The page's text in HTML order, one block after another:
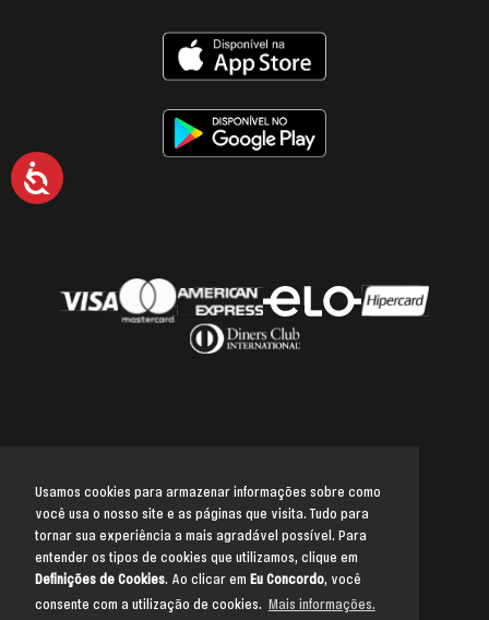
Usamos cookies para armazenar informações sobre como
você usa o nosso site e as páginas que visita. Tudo para
tornar sua experiência a mais agradável possível. Para
entender os tipos de cookies que utilizamos, clique em
Definições de Cookies. Ao clicar em Eu Concordo, você
consente com a utilização de cookies. Mais informações.
Acessibilidade
Voltar para o topo